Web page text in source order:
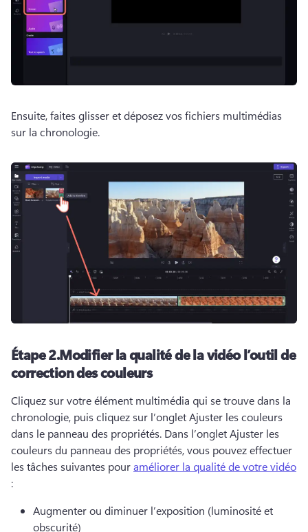
Ensuite, faites glisser et déposez vos fichiers multimédias
sur la chronologie.
Étape 2.Modifier la qualité de la vidéo l’outil de
correction des couleurs
Cliquez sur votre élément multimédia qui se trouve dans la
chronologie, puis cliquez sur l’onglet Ajuster les couleurs
dans le panneau des propriétés. Dans l’onglet Ajuster les
couleurs du panneau des propriétés, vous pouvez effectuer
les tâches suivantes pour améliorer la qualité de votre vidéo
:
Augmenter ou diminuer l’exposition (luminosité et
obscurité)